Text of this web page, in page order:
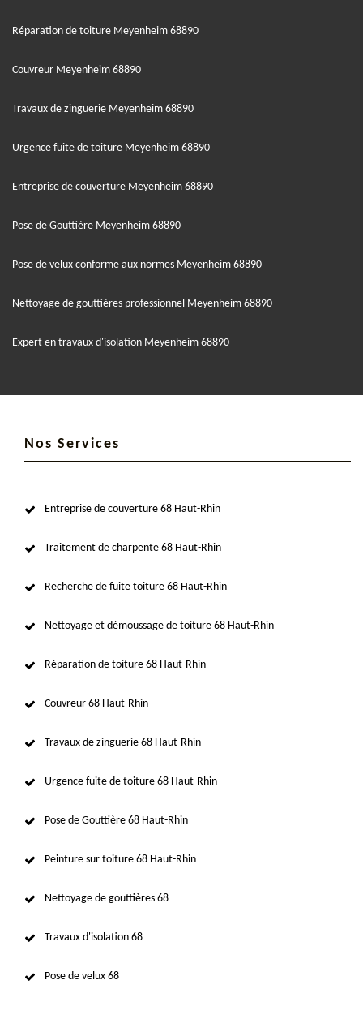
Réparation de toiture Meyenheim 68890
Couvreur Meyenheim 68890
Travaux de zinguerie Meyenheim 68890
Urgence fuite de toiture Meyenheim 68890
Entreprise de couverture Meyenheim 68890
Pose de Gouttière Meyenheim 68890
Pose de velux conforme aux normes Meyenheim 68890
Nettoyage de gouttières professionnel Meyenheim 68890
Expert en travaux d'isolation Meyenheim 68890
Nos Services
Entreprise de couverture 68 Haut-Rhin
Traitement de charpente 68 Haut-Rhin
Recherche de fuite toiture 68 Haut-Rhin
Nettoyage et démoussage de toiture 68 Haut-Rhin
Réparation de toiture 68 Haut-Rhin
Couvreur 68 Haut-Rhin
Travaux de zinguerie 68 Haut-Rhin
Urgence fuite de toiture 68 Haut-Rhin
Pose de Gouttière 68 Haut-Rhin
Peinture sur toiture 68 Haut-Rhin
Nettoyage de gouttières 68
Travaux d'isolation 68
Pose de velux 68